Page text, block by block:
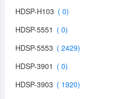
HDSP-H103
HDSP-5551
HDSP-5553
HDSP-3901
HDSP-3903